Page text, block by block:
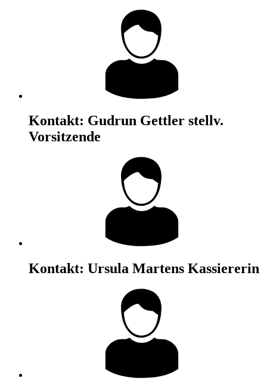
Kontakt: Gudrun Gettler stellv.
Vorsitzende
Kontakt: Ursula Martens Kassiererin